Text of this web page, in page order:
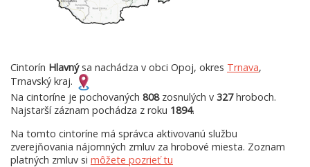
Cintorín Hlavnýsa nachádza v obci Opoj, okres Trnava,
Trnavský kraj.
Na cintoríne je pochovaných 808zosnulých v 327hroboch.
Najstarší záznam pochádza z roku 1894.
Na tomto cintoríne má správca aktivovanú službu
zverejňovania nájomných zmluv za hrobové miesta. Zoznam
platných zmluv si môžete pozrieť tu